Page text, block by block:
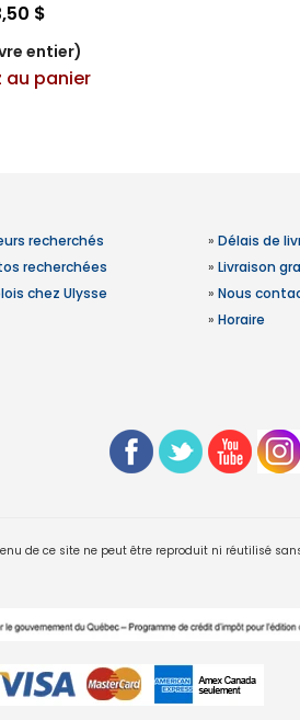
$
entier)
au panier
recherchés
recherchées
chez Ulysse
» Délais de
» Livraison
» Nous
» Horaire
de ce site ne peut être reproduit ni réutilisé